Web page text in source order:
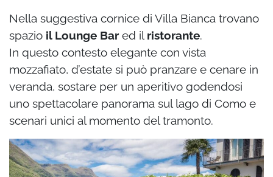
Nella suggestiva cornice di Villa Bianca trovano
spazio il Lounge Bar ed il ristorante.
In questo contesto elegante con vista
mozzafiato, d’estate si può pranzare e cenare in
veranda, sostare per un aperitivo godendosi
uno spettacolare panorama sul lago di Como e
scenari unici al momento del tramonto.